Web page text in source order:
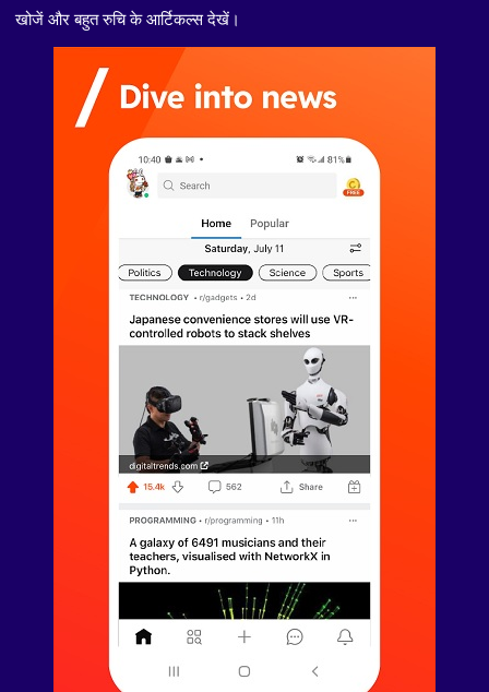
खोजें और बहुत रुचि के आर्टिकल्स देखें।